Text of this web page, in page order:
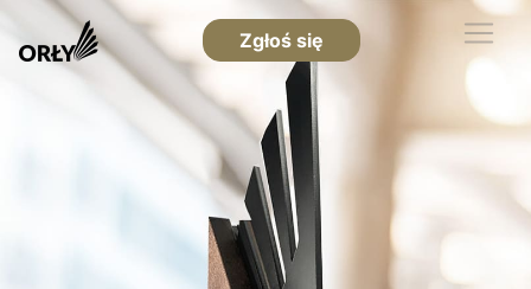
Zgłoś się